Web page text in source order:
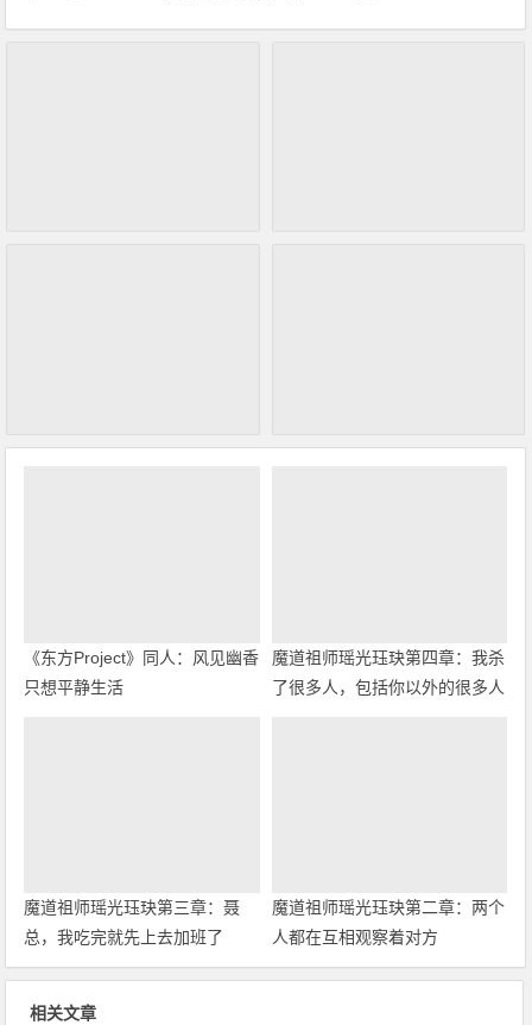
《东方Project》同人：风见幽香
只想平静生活
魔道祖师瑶光珏玦第四章：我杀
了很多人，包括你以外的很多人
魔道祖师瑶光珏玦第三章：聂
总，我吃完就先上去加班了
魔道祖师瑶光珏玦第二章：两个
人都在互相观察着对方
相关文章